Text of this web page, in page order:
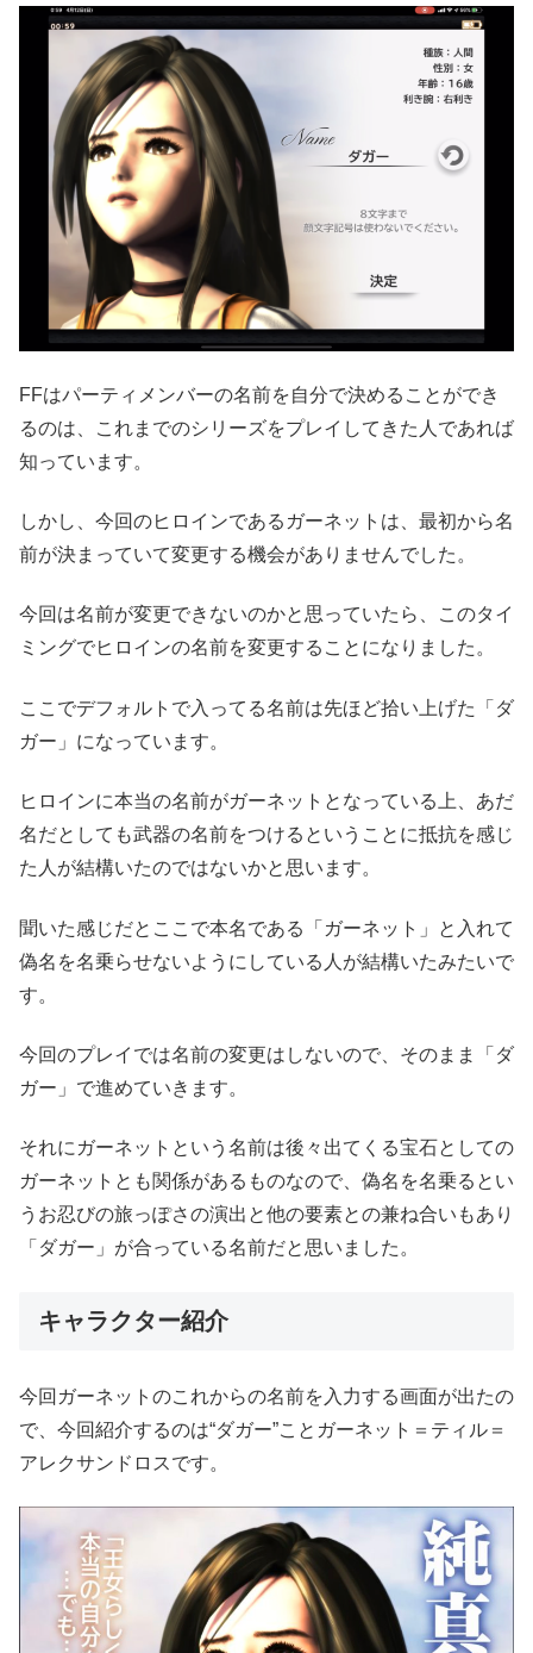
FFはパーティメンバーの名前を自分で決めることができ
るのは、これまでのシリーズをプレイしてきた人であれば
知っています。
しかし、今回のヒロインであるガーネットは、最初から名
前が決まっていて変更する機会がありませんでした。
今回は名前が変更できないのかと思っていたら、このタイ
ミングでヒロインの名前を変更することになりました。
ここでデフォルトで入ってる名前は先ほど拾い上げた「ダ
ガー」になっています。
ヒロインに本当の名前がガーネットとなっている上、あだ
名だとしても武器の名前をつけるということに抵抗を感じ
た人が結構いたのではないかと思います。
聞いた感じだとここで本名である「ガーネット」と入れて
偽名を名乗らせないようにしている人が結構いたみたいで
す。
今回のプレイでは名前の変更はしないので、そのまま「ダ
ガー」で進めていきます。
それにガーネットという名前は後々出てくる宝石としての
ガーネットとも関係があるものなので、偽名を名乗るとい
うお忍びの旅っぽさの演出と他の要素との兼ね合いもあり
「ダガー」が合っている名前だと思いました。
キャラクター紹介
今回ガーネットのこれからの名前を入力する画面が出たの
で、今回紹介するのは“ダガー”ことガーネット＝ティル＝
アレクサンドロスです。